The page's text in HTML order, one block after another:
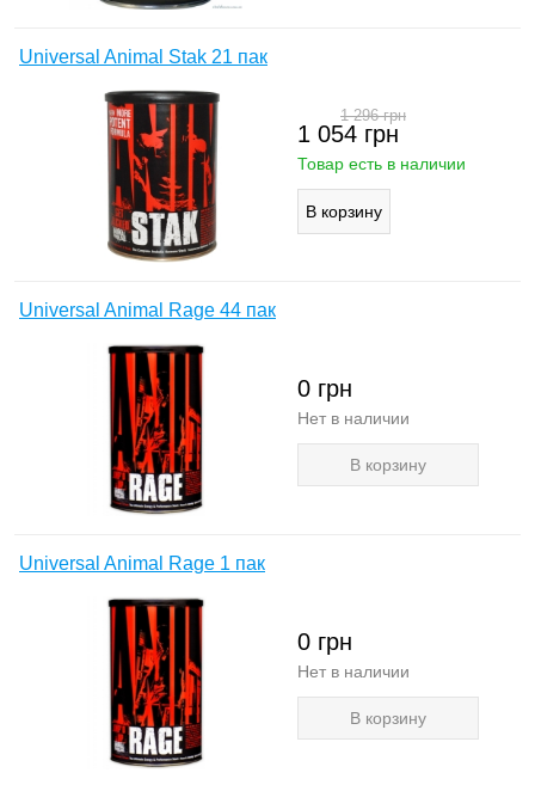
Universal Animal Stak 21 пак
1 054 грн
1 296грн
Товар есть в наличии
Universal Animal Rage 44 пак
0 грн
Нет в наличии
В корзину
Universal Animal Rage 1 пак
0 грн
Нет в наличии
В корзину